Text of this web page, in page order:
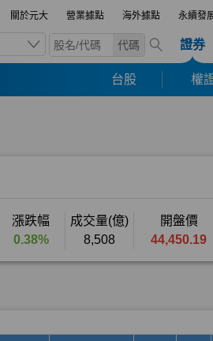
關於元大 營業據點 海外據點 永續發
代碼 證券
台股 權